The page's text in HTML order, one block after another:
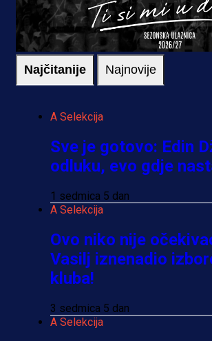
Najčitanije Najnovije
A Selekcija
Sve je gotovo: Edin
odluku, evo gdje
1 sedmica 5 dan
A Selekcija
Ovo niko nije
Vasilj iznenadio
kluba!
3 sedmica 5 dan
A Selekcija